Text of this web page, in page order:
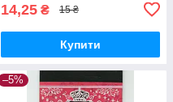
14,25 ₴ 15 ₴
Купити
–5%